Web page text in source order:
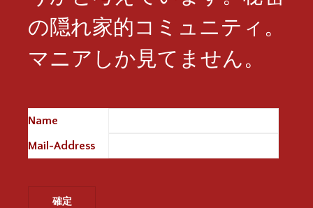
の隠れ家的コミュニティ。
マニアしか見てません。
Name
Mail-Address